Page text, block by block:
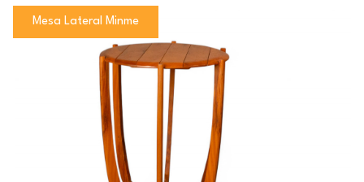
Mesa Lateral Minme